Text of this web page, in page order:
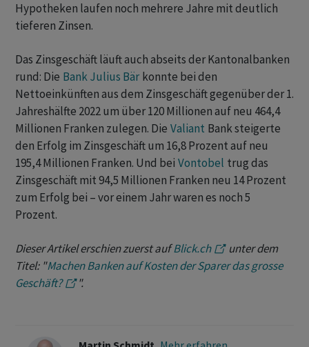
Hypotheken laufen noch mehrere Jahre mit deutlich
tieferen Zinsen.
Das Zinsgeschäft läuft auch abseits der Kantonalbanken
rund: Die Bank Julius Bär konnte bei den
Nettoeinkünften aus dem Zinsgeschäft gegenüber der 1.
Jahreshälfte 2022 um über 120 Millionen auf neu 464,4
Millionen Franken zulegen. Die Valiant Bank steigerte
den Erfolg im Zinsgeschäft um 16,8 Prozent auf neu
195,4 Millionen Franken. Und bei Vontobel trug das
Zinsgeschäft mit 94,5 Millionen Franken neu 14 Prozent
zum Erfolg bei – vor einem Jahr waren es noch 5
Prozent.
Dieser Artikel erschien zuerst aufBlick.ch
unter dem
Titel: "Machen Banken auf Kosten der Sparer das grosse
Geschäft?
".